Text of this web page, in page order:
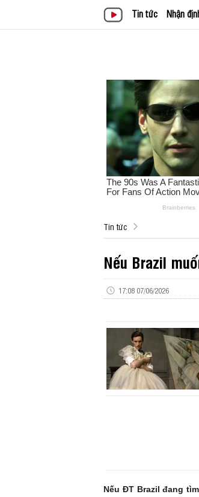
Tin tức Nhận
Tin tức
Nếu Brazil
17:08 07/06/2026
Nếu ĐT Brazil đang